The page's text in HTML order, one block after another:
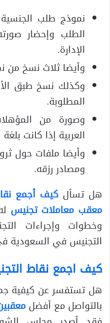
نموذج طلب
الطلب وإحضار
الإدارة.
وأيضا ثلاث نسخ من
وكذلك نسخ طبق
المطلوبة.
وصورة من
العربية إذا كانت
وأيضا ملفات حول
ومصادر رزقه.
هل تسأل كيف أجمع
معقب معاملات تجنيس
وخطوات وإجراءات
التجنيس في السعودية
كيف اجمع نقاط
هل تستفسر عن كيفية
بالتواصل مع أفضل